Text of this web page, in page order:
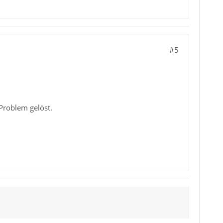
#5
gelöst.